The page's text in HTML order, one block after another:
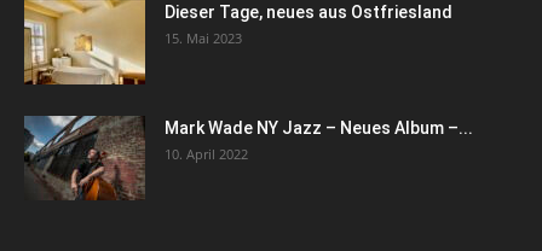
Dieser Tage, neues aus Ostfriesland
15. Mai 2023
Mark Wade NY Jazz – Neues Album –...
10. April 2022